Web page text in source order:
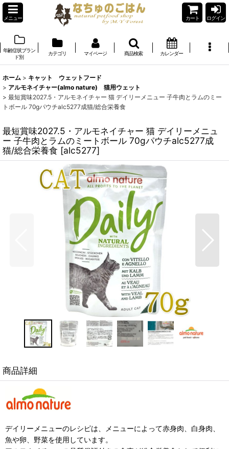
メニュー カート ログイン
年齢症状ブラン
ド別
カテゴリ マイページ 商品検索 カレンダー
ホーム > キャット ウェットフード
> アルモネイチャー(almo nature) 猫用ウェット
> 最短賞味2027.5・アルモネイチャー 猫 デイリーメニュー 子牛肉とラムのミー
トボール 70gパウチalc5277成猫/総合栄養食
最短賞味2027.5・アルモネイチャー 猫 デイリーメニュ
ー 子牛肉とラムのミートボール 70gパウチalc5277成
猫/総合栄養食 [alc5277]
商品詳細
デイリーメニューのレシピは、メニューによって赤身肉、白身肉、
魚や卵、野菜を使用しています。